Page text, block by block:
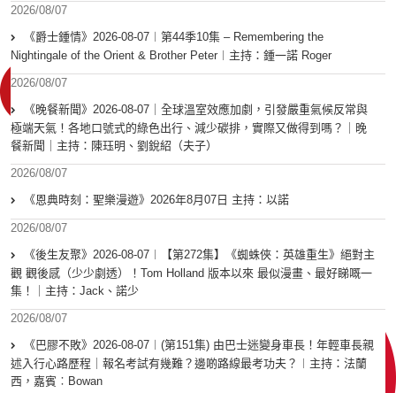
2026/08/07
《爵士鍾情》2026-08-07︱第44季10集 – Remembering the
Nightingale of the Orient & Brother Peter︱主持：鍾一諾 Roger
2026/08/07
《晚餐新聞》2026-08-07｜全球溫室效應加劇，引發嚴重氣候反常與
極端天氣！各地口號式的綠色出行、減少碳排，實際又做得到嗎？｜晚
餐新聞｜主持：陳珏明、劉銳紹（夫子）
2026/08/07
《恩典時刻：聖樂漫遊》2026年8月07日 主持：以諾
2026/08/07
《後生友聚》2026-08-07︱【第272集】《蜘蛛俠：英雄重生》絕對主
觀 觀後感（少少劇透）！Tom Holland 版本以來 最似漫畫、最好睇嘅一
集！｜主持：Jack、諾少
2026/08/07
《巴膠不敗》2026-08-07︱(第151集) 由巴士迷變身車長！年輕車長親
述入行心路歷程｜報名考試有幾難？邊啲路線最考功夫？︱主持：法蘭
西，嘉賓︰Bowan